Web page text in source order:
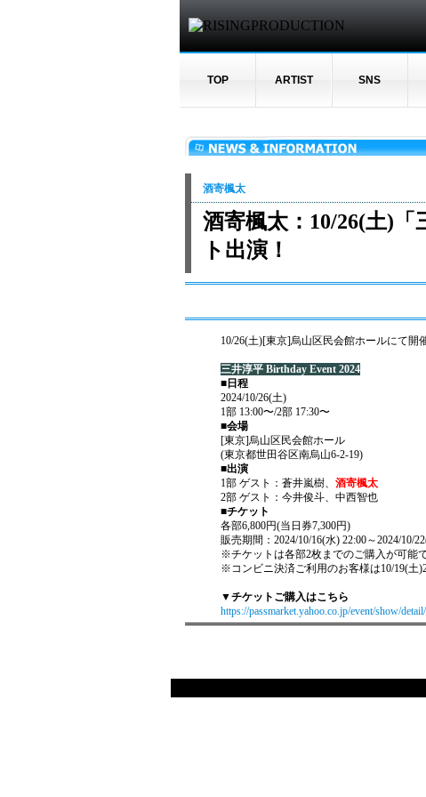
TOP ARTIST SNS
酒寄楓太
酒寄楓太：10/26(土)「
ト出演！
10/26(土)[東京]烏山区民会館ホールにて開
三井淳平 Birthday Event 2024
■日程
2024/10/26(土)
1部 13:00〜/2部 17:30〜
■会場
[東京]烏山区民会館ホール
(東京都世田谷区南烏山6-2-19)
■出演
1部 ゲスト：蒼井嵐樹、 酒寄楓太
2部 ゲスト：今井俊斗、中西智也
■チケット
各部6,800円(当日券7,300円)
販売期間：2024/10/16(水) 22:00～2024/10/
※チケットは各部2枚までのご購入が可能で
※コンビニ決済ご利用のお客様は10/19(土
▼チケットご購入はこちら
https://passmarket.yahoo.co.jp/event/show/